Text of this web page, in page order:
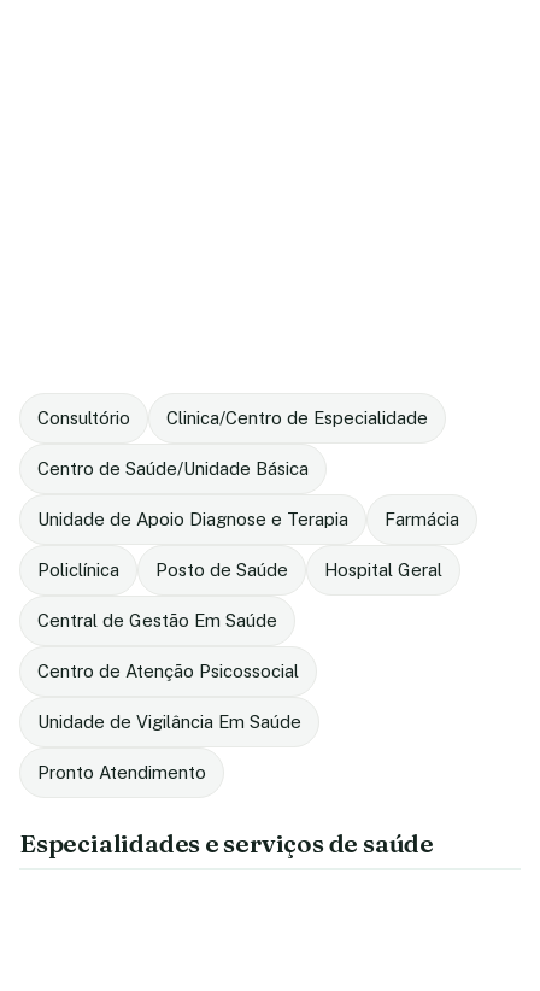
Consultório Clinica/Centro de Especialidade
Centro de Saúde/Unidade Básica
Unidade de Apoio Diagnose e Terapia Farmácia
Policlínica Posto de Saúde Hospital Geral
Central de Gestão Em Saúde
Centro de Atenção Psicossocial
Unidade de Vigilância Em Saúde
Pronto Atendimento
Especialidades e serviços de saúde